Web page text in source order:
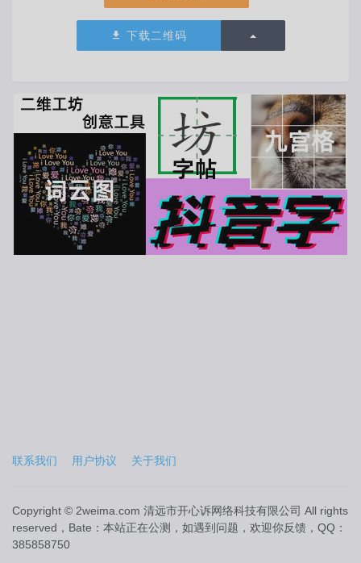
下载二维码 切换下拉列表
联系我们 用户协议 关于我们
Copyright © 2weima.com 清远市开心诉网络科技有限公司 All rights
reserved，Bate：本站正在公测，如遇到问题，欢迎你反馈，QQ：
385858750